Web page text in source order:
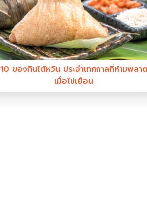
10 ของกินไต้หวัน ประจำเทศกาลที่ห้ามพลาด
เมื่อไปเยือน